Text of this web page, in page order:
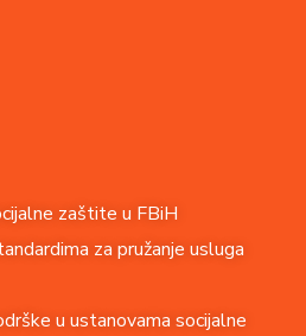
zaštite u FBiH
za pružanje usluga
u ustanovama socijalne